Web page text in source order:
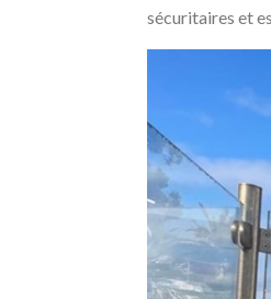
sécuritaires et